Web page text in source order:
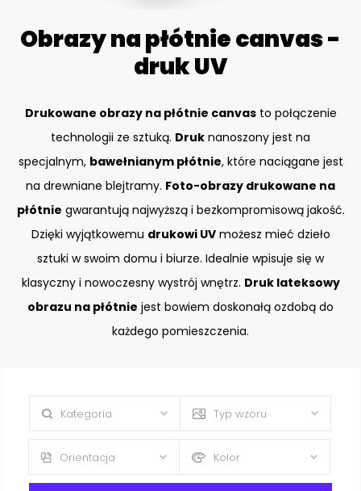
Obrazy na płótnie canvas -
druk UV
Drukowane obrazy na płótnie canvasto połączenie
technologii ze sztuką. Druk nanoszony jest na
specjalnym, bawełnianym płótnie, które naciągane jest
na drewniane blejtramy. Foto-obrazy drukowane na
płótnie gwarantują najwyższą i bezkompromisową jakość.
Dzięki wyjątkowemu drukowi UVmożesz mieć dzieło
sztuki w swoim domu i biurze. Idealnie wpisuje się w
klasyczny i nowoczesny wystrój wnętrz. Druk lateksowy
obrazu na płótnie jest bowiem doskonałą ozdobą do
każdego pomieszczenia.
Kategoria Typ wzoru
Orientacja Kolor